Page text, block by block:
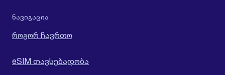
ნავიგაცია
როგორ ჩავრთო
eSIM თავსებადობა